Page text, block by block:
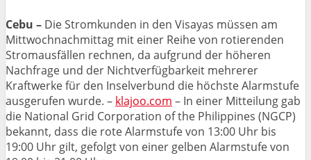
Cebu – Die Stromkunden in den Visayas müssen am
Mittwochnachmittag mit einer Reihe von rotierenden
Stromausfällen rechnen, da aufgrund der höheren
Nachfrage und der Nichtverfügbarkeit mehrerer
Kraftwerke für den Inselverbund die höchste Alarmstufe
ausgerufen wurde. – klajoo.com – In einer Mitteilung gab
die National Grid Corporation of the Philippines (NGCP)
bekannt, dass die rote Alarmstufe von 13:00 Uhr bis
19:00 Uhr gilt, gefolgt von einer gelben Alarmstufe von